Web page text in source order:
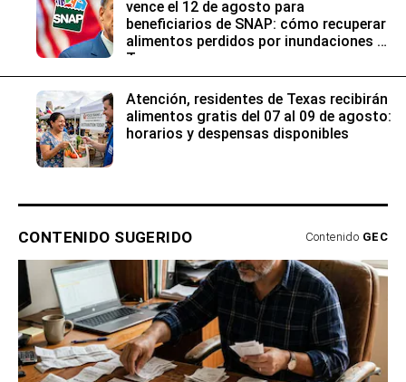
vence el 12 de agosto para
beneficiarios de SNAP: cómo recuperar
alimentos perdidos por inundaciones en
Texas
Atención, residentes de Texas recibirán
alimentos gratis del 07 al 09 de agosto:
horarios y despensas disponibles
CONTENIDO SUGERIDO Contenido GEC